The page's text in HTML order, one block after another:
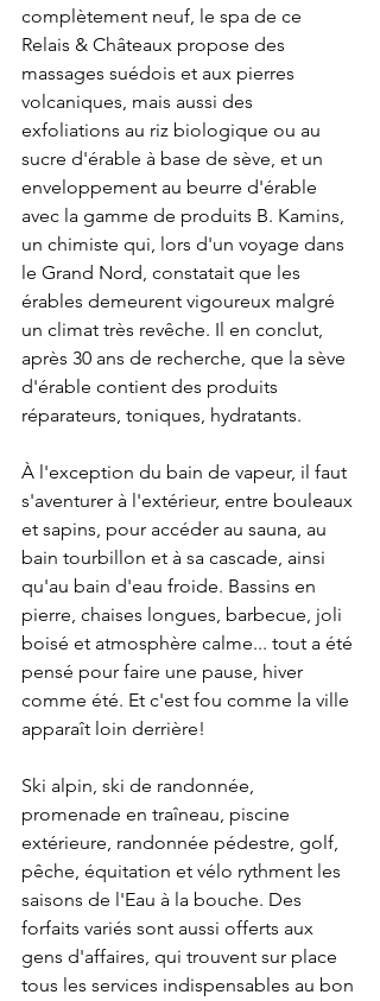
complètement neuf, le spa de ce
Relais & Châteaux propose des
massages suédois et aux pierres
volcaniques, mais aussi des
exfoliations au riz biologique ou au
sucre d'érable à base de sève, et un
enveloppement au beurre d'érable
avec la gamme de produits B. Kamins,
un chimiste qui, lors d'un voyage dans
le Grand Nord, constatait que les
érables demeurent vigoureux malgré
un climat très revêche. Il en conclut,
après 30 ans de recherche, que la sève
d'érable contient des produits
réparateurs, toniques, hydratants.
À l'exception du bain de vapeur, il faut
s'aventurer à l'extérieur, entre bouleaux
et sapins, pour accéder au sauna, au
bain tourbillon et à sa cascade, ainsi
qu'au bain d'eau froide. Bassins en
pierre, chaises longues, barbecue, joli
boisé et atmosphère calme... tout a été
pensé pour faire une pause, hiver
comme été. Et c'est fou comme la ville
apparaît loin derrière!
Ski alpin, ski de randonnée,
promenade en traîneau, piscine
extérieure, randonnée pédestre, golf,
pêche, équitation et vélo rythment les
saisons de l'Eau à la bouche. Des
forfaits variés sont aussi offerts aux
gens d'affaires, qui trouvent sur place
tous les services indispensables au bon